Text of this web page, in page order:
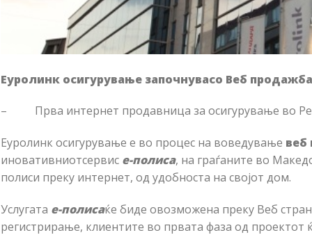
Еуролинк осигурување започнувасо Веб
– Прва интернет продавница за осигурување во
Еуролинк осигурување е во процес на воведување веб
иновативниотсервис е-полиса, на граѓаните во
полиси преку интернет, од удобноста на својот дом.
Услугата е-полисаќе биде овозможена преку Веб
регистрирање, клиентите во првата фаза од